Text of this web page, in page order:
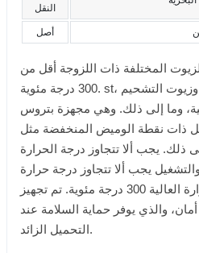
النقل
أصل
المختلفة ذات اللزوجة أقل من
300 درجة مئوية. st، مثل النفط الخام والديزل وزيوت التشحيم
وما إلى ذلك. وهي مجهزة بتروس
ذات نقطة الوميض المنخفضة مثل
ذلك. يجب ألا تتجاوز درجة الحرارة
مئوية، والتشغيل يجب ألا تتجاوز درجة حرارة
مضخة الزيت المقاومة للحرارة العالية 300 درجة مئوية. تم تجهيز
والذي يوفر حماية السلامة عند
التحميل الزائد.